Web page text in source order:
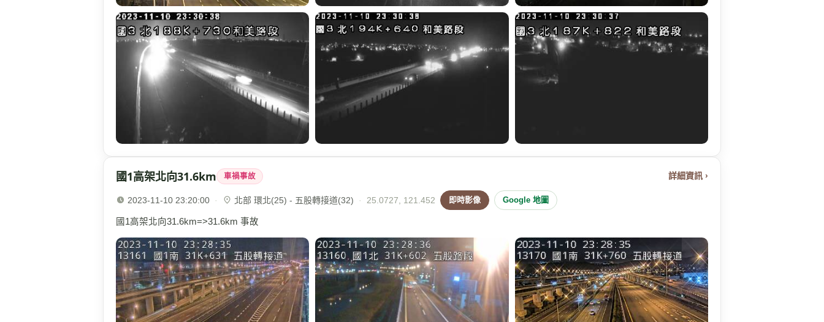
國1高架北向31.6km 車禍事故 詳細資訊 ›
2023-11-10 23:20:00 · 北部 環北(25) - 五股轉接道(32) · 25.0727, 121.452 即時影像 Google 地圖
國1高架北向31.6km=>31.6km 事故